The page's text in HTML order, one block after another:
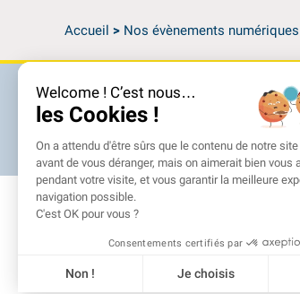
Accueil > Nos évènements
Welcome ! C’est nous…
les Cookies !
On a attendu d'être sûrs que le contenu de notre
avant de vous déranger, mais on aimerait bien vous
pendant votre visite, et vous garantir la meilleure
navigation possible.
C'est OK pour vous ?
Consentements certifiés par
Non ! Je choisis